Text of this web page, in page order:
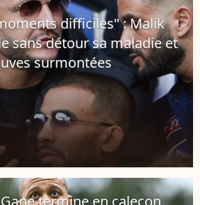
difficiles" : Malik
sans détour sa maladie et
surmontées